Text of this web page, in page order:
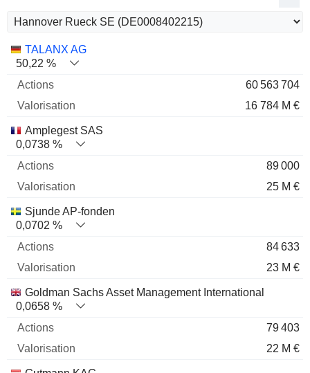
Nom Actions %
TALANX AG
50,22 %
60 563 704
16 784 M €
Amplegest SAS
0,0738 %
89 000
25 M €
Sjunde AP-fonden
0,0702 %
84 633
23 M €
Goldman Sachs Asset Management International
0,0658 %
79 403
22 M €